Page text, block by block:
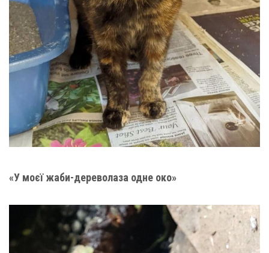
«У моєї жаби-дереволаза одне око»